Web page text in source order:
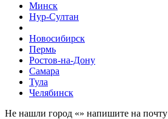
Минск
Нур-Султан
Новосибирск
Пермь
Ростов-на-Дону
Самара
Тула
Челябинск
Не нашли город «» напишите на почту